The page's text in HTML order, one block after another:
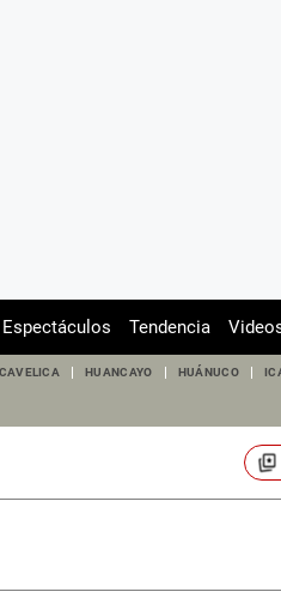
Espectáculos Tendencia
HUANCAYO HUÁNUCO